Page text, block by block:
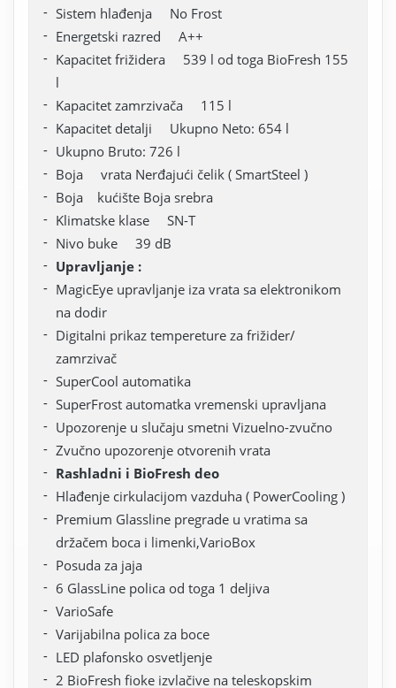
Sistem hlađenja No Frost
Energetski razred A++
Kapacitet frižidera 539 l od toga BioFresh 155
l
Kapacitet zamrzivača 115 l
Kapacitet detalji Ukupno Neto: 654 l
Ukupno Bruto: 726 l
Boja vrata Nerđajući čelik ( SmartSteel )
Boja kućište Boja srebra
Klimatske klase SN-T
Nivo buke 39 dB
Upravljanje :
MagicEye upravljanje iza vrata sa elektronikom
na dodir
Digitalni prikaz tempereture za frižider/
zamrzivač
SuperCool automatika
SuperFrost automatka vremenski upravljana
Upozorenje u slučaju smetni Vizuelno-zvučno
Zvučno upozorenje otvorenih vrata
Rashladni i BioFresh deo
Hlađenje cirkulacijom vazduha ( PowerCooling )
Premium Glassline pregrade u vratima sa
držačem boca i limenki,VarioBox
Posuda za jaja
6 GlassLine polica od toga 1 deljiva
VarioSafe
Varijabilna polica za boce
LED plafonsko osvetljenje
2 BioFresh fioke izvlačive na teleskopskim